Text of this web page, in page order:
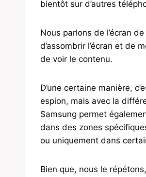
bientôt sur d’autres
Nous parlons de l’écran
d’assombrir l’écran et de
de voir le contenu.
D’une certaine manière,
espion, mais avec la
Samsung permet
dans des zones
ou uniquement dans
Bien que, nous le